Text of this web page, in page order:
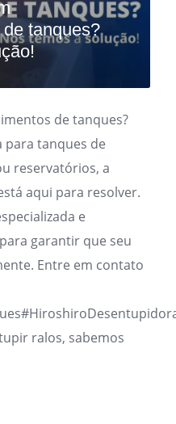
tanques?
de tanques?
para tanques de
reservatórios, a
aqui para resolver.
e
garantir que seu
Entre em contato
ralos, sabemos